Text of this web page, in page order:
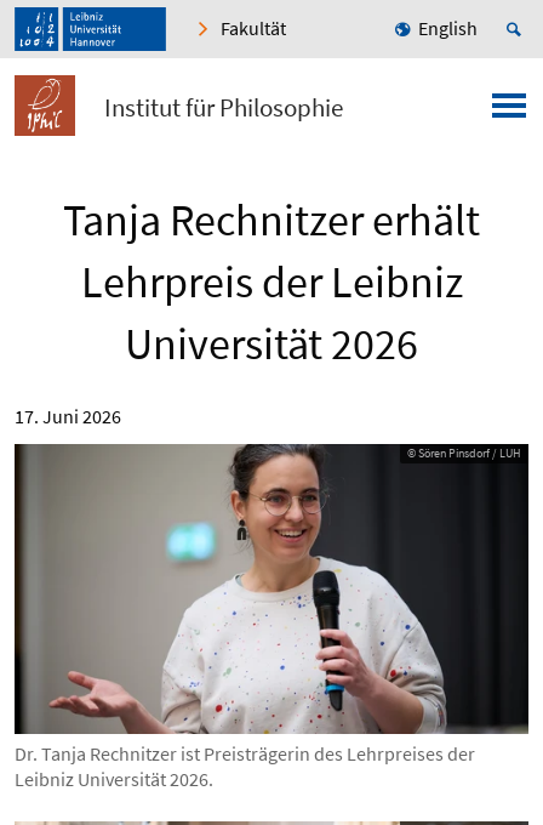
Fakultät English
Institut für Philosophie
Tanja Rechnitzer erhält
Lehrpreis der Leibniz
Universität 2026
17. Juni 2026
© Sören Pinsdorf / LUH
Dr. Tanja Rechnitzer ist Preisträgerin des Lehrpreises der
Leibniz Universität 2026.